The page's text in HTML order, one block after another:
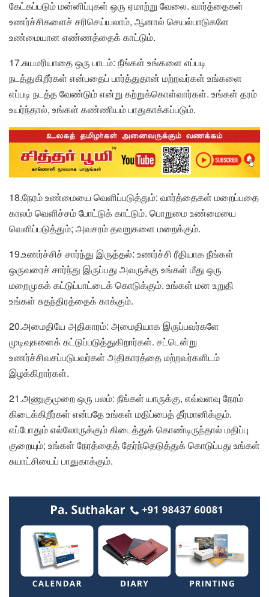
கேட்கப்படும் மன்னிப்புகள் ஒரு ஏமாற்று வேலை. வார்த்தைகள்
உணர்ச்சிகளைச் சரிசெய்யலாம், ஆனால் செயல்பாடுகளே
உண்மையான எண்ணத்தைக் காட்டும்.
17.சுயமரியாதை ஒரு பாடம்: நீங்கள் உங்களை எப்படி
நடத்துகிறீர்கள் என்பதைப் பார்த்துதான் மற்றவர்கள் உங்களை
எப்படி நடத்த வேண்டும் என்று கற்றுக்கொள்வார்கள். உங்கள் தரம்
உயர்ந்தால், உங்கள் கண்ணியம் பாதுகாக்கப்படும்.
18.நேரம் உண்மையை வெளிப்படுத்தும்: வார்த்தைகள் மறைப்பதை
காலம் வெளிச்சம் போட்டுக் காட்டும். பொறுமை உண்மையை
வெளிப்படுத்தும்; அவசரம் தவறுகளை மறைக்கும்.
19.உணர்ச்சிச் சார்ந்து இருத்தல்: உணர்ச்சி ரீதியாக நீங்கள்
ஒருவரைச் சார்ந்து இருப்பது அவருக்கு உங்கள் மீது ஒரு
மறைமுகக் கட்டுப்பாட்டைக் கொடுக்கும். உங்கள் மன உறுதி
உங்கள் சுதந்திரத்தைக் காக்கும்.
20.அமைதியே அதிகாரம்: அமைதியாக இருப்பவர்களே
முடிவுகளைக் கட்டுப்படுத்துகிறார்கள். சட்டென்று
உணர்ச்சிவசப்படுபவர்கள் அதிகாரத்தை மற்றவர்களிடம்
இழக்கிறார்கள்.
21.அணுகுமுறை ஒரு பலம்: நீங்கள் யாருக்கு, எவ்வளவு நேரம்
கிடைக்கிறீர்கள் என்பதே உங்கள் மதிப்பைத் தீர்மானிக்கும்.
எப்போதும் எல்லோருக்கும் கிடைத்துக் கொண்டிருந்தால் மதிப்பு
குறையும்; உங்கள் நேரத்தைத் தேர்ந்தெடுத்துக் கொடுப்பது உங்கள்
சுயாட்சியைப் பாதுகாக்கும்.